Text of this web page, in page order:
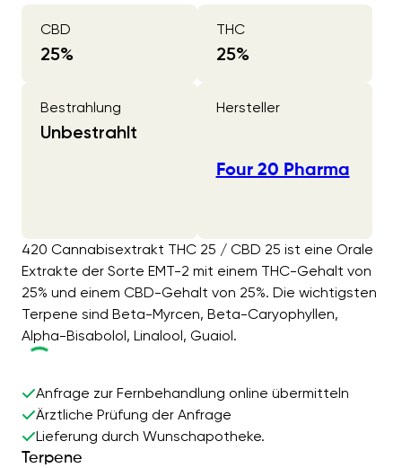
CBD
25%
THC
25%
Bestrahlung
Unbestrahlt
Hersteller
Four 20 Pharma
420 Cannabisextrakt THC 25 / CBD 25 ist eine Orale
Extrakte der Sorte EMT-2 mit einem THC-Gehalt von
25% und einem CBD-Gehalt von 25%. Die wichtigsten
Terpene sind Beta-Myrcen, Beta-Caryophyllen,
Alpha-Bisabolol, Linalool, Guaiol.
Anfrage zur Fernbehandlung online übermitteln
Ärztliche Prüfung der Anfrage
Lieferung durch Wunschapotheke.
Terpene